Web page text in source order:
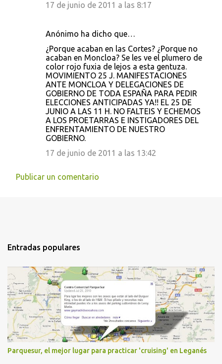
17 de junio de 2011 a las 8:17
Anónimo ha dicho que…
¿Porque acaban en las Cortes? ¿Porque no
acaban en Moncloa? Se les ve el plumero de
color rojo fuxia de lejos a esta gentuza.
MOVIMIENTO 25 J. MANIFESTACIONES
ANTE MONCLOA Y DELEGACIONES DE
GOBIERNO DE TODA ESPAÑA PARA PEDIR
ELECCIONES ANTICIPADAS YA!! EL 25 DE
JUNIO A LAS 11 H. NO FALTEIS Y ECHEMOS
A LOS PROETARRAS E INSTIGADORES DEL
ENFRENTAMIENTO DE NUESTRO
GOBIERNO.
17 de junio de 2011 a las 13:42
Publicar un comentario
Entradas populares
Parquesur, el mejor lugar para practicar 'cruising' en Leganés